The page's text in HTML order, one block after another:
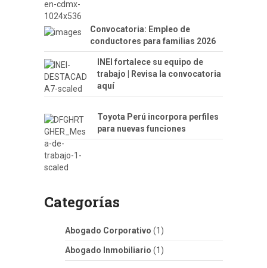
Convocatoria: Empleo de
conductores para familias 2026
INEI fortalece su equipo de
trabajo | Revisa la convocatoria
aquí
Toyota Perú incorpora perfiles
para nuevas funciones
Categorías
Abogado Corporativo (1)
Abogado Inmobiliario (1)